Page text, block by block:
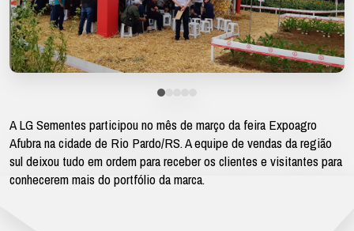
A LG Sementes participou no mês de março da feira Expoagro
Afubra na cidade de Rio Pardo/RS. A equipe de vendas da região
sul deixou tudo em ordem para receber os clientes e visitantes para
conhecerem mais do portfólio da marca.